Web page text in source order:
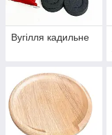
Вугілля кадильне